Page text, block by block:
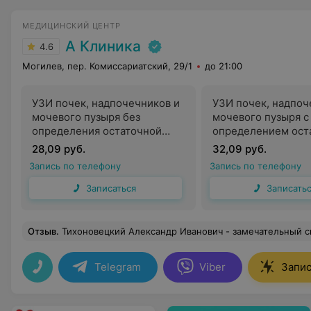
МЕДИЦИНСКИЙ ЦЕНТР
4.6 А Клиника
Могилев, пер. Комиссариатский, 29/1 до 21:00
УЗИ почек, надпочечников и
мочевого пузыря без
определения остаточной
мочи
28,09 руб.
Запись по телефону
Записаться
УЗИ почек,
мочевого пузыря с
определением
мочи
32,09 руб.
Запись по телефону
Отзыв. Тихоновецкий Александр Иванович - замечательный специалист и безумно
Telegram Viber